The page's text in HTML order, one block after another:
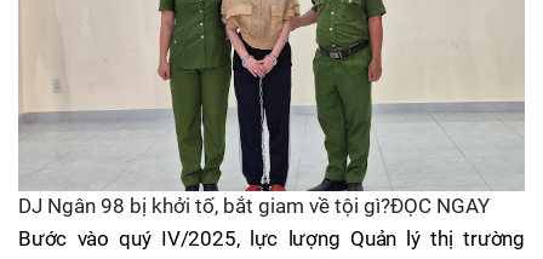
DJ Ngân 98 bị khởi tố, bắt giam về tội gì?ĐỌC NGAY
Bước vào quý IV/2025, lực lượng Quản lý thị trường